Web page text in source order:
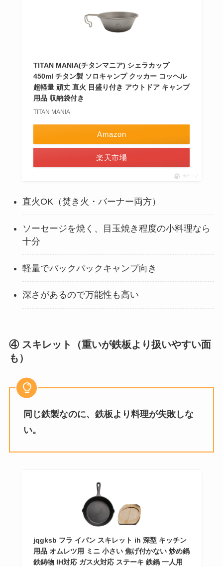
TITAN MANIA(チタンマニア) シェラカップ
450ml チタン製 ソロキャンプ クッカー コッヘル
超軽量 頑丈 直火 目盛り付き アウトドア キャンプ
用品 収納袋付き
TITAN MANIA
Amazon
楽天市場
ポチップ
直火OK（焚き火・バーナー両方）
ソーセージを焼く、目玉焼き程度の小料理なら
十分
軽量でバックパックキャンプ向き
深さがあるので万能性も高い
④ スキレット（重いが鉄板より扱いやすい面
も）
同じ鉄製なのに、鉄板より料理が失敗しな
い。
jqgksb フラ イパン スキレット ih 深型 キッチン
用品 オムレツ用 ミニ 小さい 焦げ付かない 炒め鍋
鉄鋳物 IH対応 ガス火対応 ステーキ 鉄鍋 一人用